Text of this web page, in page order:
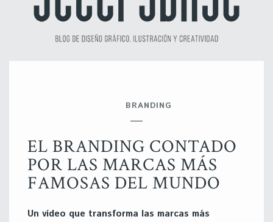
BRANDING
EL BRANDING CONTADO
POR LAS MARCAS MÁS
FAMOSAS DEL MUNDO
Un vídeo que transforma las marcas más